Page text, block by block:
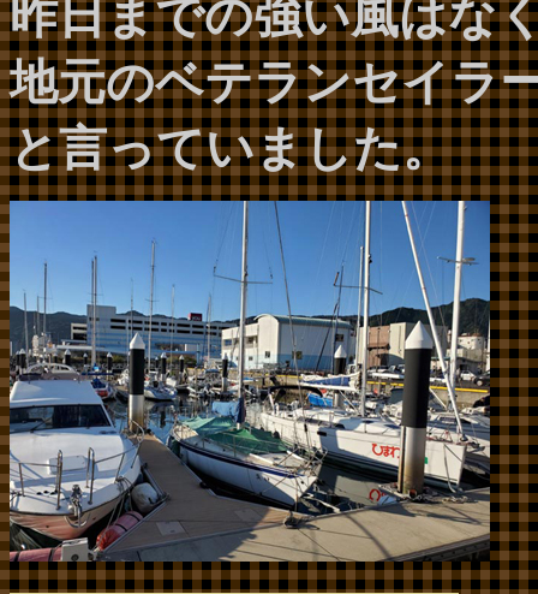
昨日までの強い風はな
地元のベテランセイラ
と言っていました。